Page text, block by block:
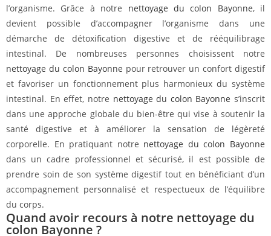
l’organisme. Grâce à notre nettoyage du colon Bayonne, il
devient possible d’accompagner l’organisme dans une
démarche de détoxification digestive et de rééquilibrage
intestinal. De nombreuses personnes choisissent notre
nettoyage du colon Bayonne pour retrouver un confort digestif
et favoriser un fonctionnement plus harmonieux du système
intestinal. En effet, notre nettoyage du colon Bayonne s’inscrit
dans une approche globale du bien-être qui vise à soutenir la
santé digestive et à améliorer la sensation de légèreté
corporelle. En pratiquant notre nettoyage du colon Bayonne
dans un cadre professionnel et sécurisé, il est possible de
prendre soin de son système digestif tout en bénéficiant d’un
accompagnement personnalisé et respectueux de l’équilibre
du corps.
Quand avoir recours à notre nettoyage du
colon Bayonne ?